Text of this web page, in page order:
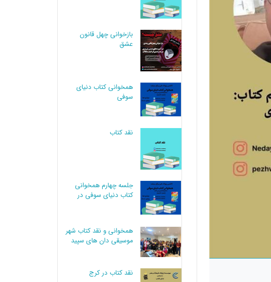
بازخوانی چهل قانون
عشق
همخوانی کتاب دنیای
سوفی
نقد کتاب
جلسه چهارم همخوانی
کتاب دنیای سوفی در
همخوانی و نقد کتاب شهر
موسیقی دان های سپید
نقد کتاب در کرج